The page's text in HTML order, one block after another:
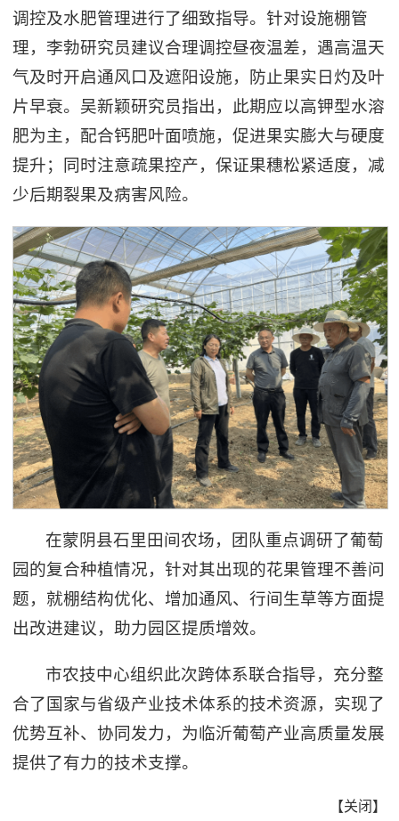
调控及水肥管理进行了细致指导。针对设施棚管
理，李勃研究员建议合理调控昼夜温差，遇高温天
气及时开启通风口及遮阳设施，防止果实日灼及叶
片早衰。吴新颖研究员指出，此期应以高钾型水溶
肥为主，配合钙肥叶面喷施，促进果实膨大与硬度
提升；同时注意疏果控产，保证果穗松紧适度，减
少后期裂果及病害风险。
在蒙阴县石里田间农场，团队重点调研了葡萄
园的复合种植情况，针对其出现的花果管理不善问
题，就棚结构优化、增加通风、行间生草等方面提
出改进建议，助力园区提质增效。
市农技中心组织此次跨体系联合指导，充分整
合了国家与省级产业技术体系的技术资源，实现了
优势互补、协同发力，为临沂葡萄产业高质量发展
提供了有力的技术支撑。
【关闭 】